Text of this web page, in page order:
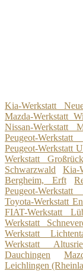
Kia-Werkstatt
Mazda-Werkstatt
Nissan-Werkstatt
Peugeot-
Peugeot-Werkstatt
Werkstatt
Schwarzwald
Kia-
Bergheim, Erft
Peugeot-
Toyota-Werkstatt
FIAT-Werkstatt
Werkstatt
Werkstatt
Werkstatt
Dauchingen
Leichlingen